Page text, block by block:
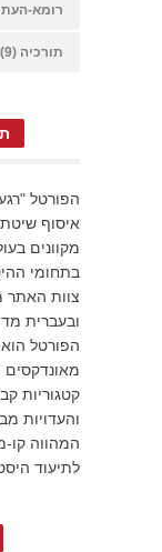
רומא-
תורכיה (9)
הפורטל
איסוף
מקוונים
בתחומי
צוות האתר
ובעברית
הפורטל
מאונדקסים
קטגוריות
והעדויות
המהווה קו-
לתיעוד